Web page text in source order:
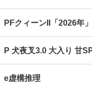
PFクィーンII「2026年」
P 犬夜叉3.0 大入り 甘
e虚構推理